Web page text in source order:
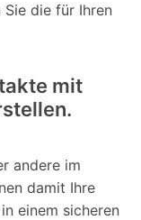
die für Ihren
mit
andere im
damit Ihre
einem sicheren